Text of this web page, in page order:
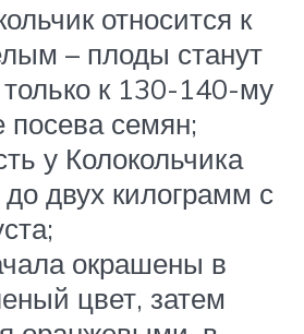
относится к
– плоды станут
к 130-140-му
семян;
у Колокольчика
двух килограмм с
окрашены в
цвет, затем